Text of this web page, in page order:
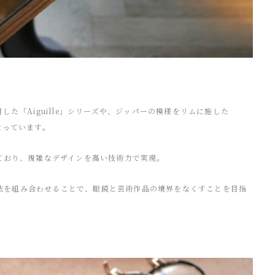
た「Aiguille」シリーズや、ジッパーの模様をリムに施した
ています。
り、複雑なデザインを高い技術力で実現。
組み合わせることで、眼鏡と芸術作品の境界をなくすことを目指